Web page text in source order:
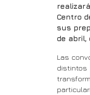
Centro
sus
de abril,
Las
distintos